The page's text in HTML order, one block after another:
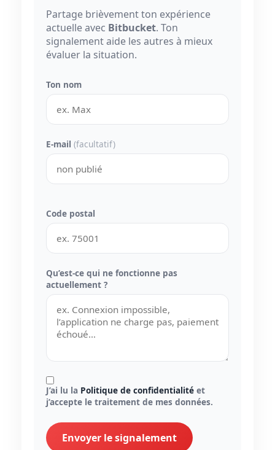
Partage brièvement ton expérience
actuelle avec Bitbucket. Ton
signalement aide les autres à mieux
évaluer la situation.
Ton nom
E-mail (facultatif)
Code postal
Qu’est-ce qui ne fonctionne pas
actuellement ?
J’ai lu la Politique de confidentialité et
j’accepte le traitement de mes données.
Envoyer le signalement